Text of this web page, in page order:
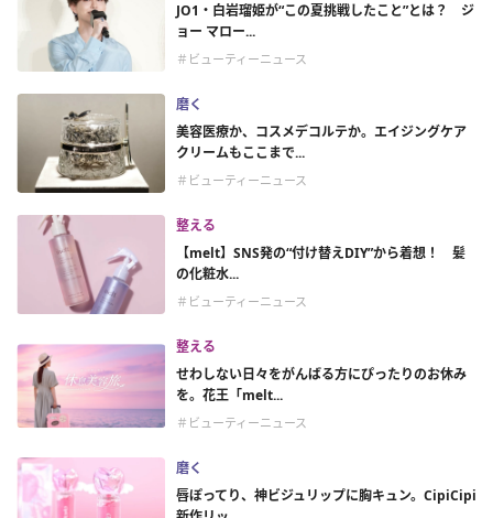
JO1・白岩瑠姫が“この夏挑戦したこと”とは？ ジ
ョー マロー...
＃ビューティーニュース
磨く
美容医療か、コスメデコルテか。エイジングケア
クリームもここまで...
＃ビューティーニュース
整える
【melt】SNS発の“付け替えDIY”から着想！ 髪
の化粧水...
＃ビューティーニュース
整える
せわしない日々をがんばる方にぴったりのお休み
を。花王「melt...
＃ビューティーニュース
磨く
唇ぽってり、神ビジュリップに胸キュン。CipiCipi